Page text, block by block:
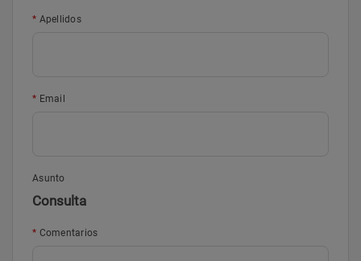
Apellidos
Email
Asunto
Consulta
Comentarios